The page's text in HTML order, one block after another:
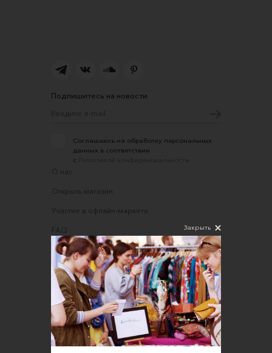
Подпишитесь на новости
Соглашаюсь на обработку персональных
данных в соответствии
с
О нас
Открыть магазин
Участие в офлайн-маркете
FAQ
Требования к фотографиям
Обратная связь
Соглашение об оказании услуг
Правила сайта
Оферта для продавцов
Оферта для покупателей
Закрыть